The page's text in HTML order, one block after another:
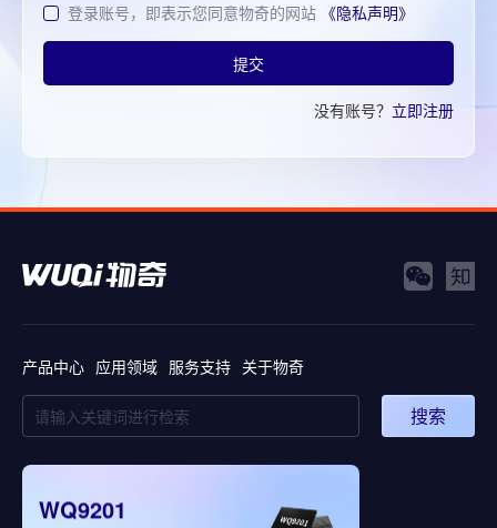
登录账号，即表示您同意物奇的网站 《隐私声明》
提交
没有账号？ 立即注册
产品中心 应用领域 服务支持 关于物奇
搜索
WQ9201